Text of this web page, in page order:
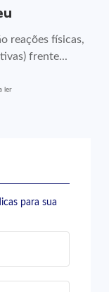
reações físicas,
frente...
ler
para sua